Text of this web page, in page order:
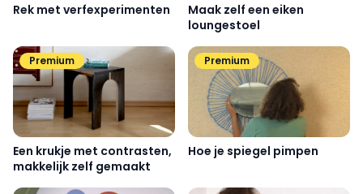
Rek met verfexperimenten
Maak zelf een eiken
loungestoel
Premium
Een krukje met contrasten,
makkelijk zelf gemaakt
Premium
Hoe je spiegel pimpen